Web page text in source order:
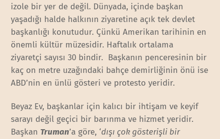
izole bir yer de değil. Dünyada, içinde başkan
yaşadığı halde halkının ziyaretine açık tek devlet
başkanlığı konutudur. Çünkü Amerikan tarihinin en
önemli kültür müzesidir. Haftalık ortalama
ziyaretçi sayısı 30 bindir. Başkanın penceresinin bir
kaç on metre uzağındaki bahçe demirliğinin önü ise
ABD’nin en ünlü gösteri ve protesto yeridir.
Beyaz Ev, başkanlar için kalıcı bir ihtişam ve keyif
sarayı değil geçici bir barınma ve hizmet yeridir.
Başkan Truman’a göre, ‘dışı çok gösterişli bir